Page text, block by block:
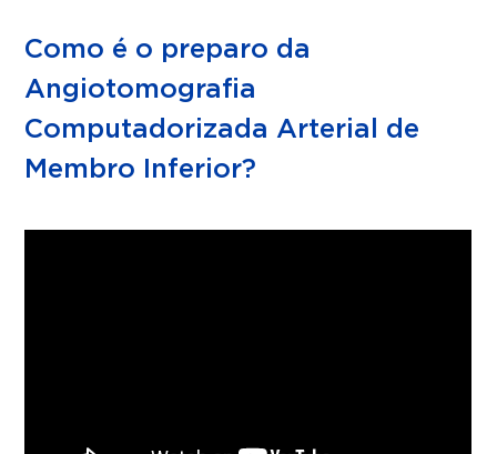
Como é o preparo da
Angiotomografia
Computadorizada Arterial de
Membro Inferior?